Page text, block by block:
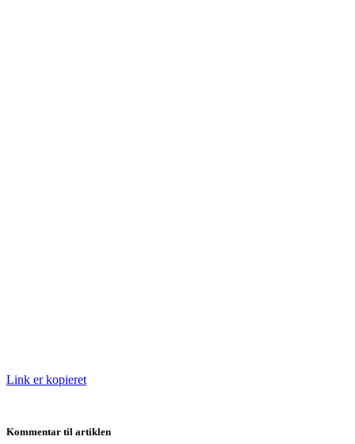
Link er kopieret
Kommentar til artiklen